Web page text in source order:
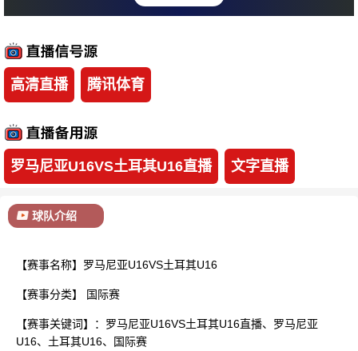
:
高清直播 腾讯体育
罗马尼亚U16VS土耳其U16直播 文字直播
球队介绍
【赛事名称】罗马尼亚U16VS土耳其U16
【赛事分类】 国际赛
【赛事关键词】：罗马尼亚U16VS土耳其U16直播、罗马尼亚
U16、土耳其U16、国际赛